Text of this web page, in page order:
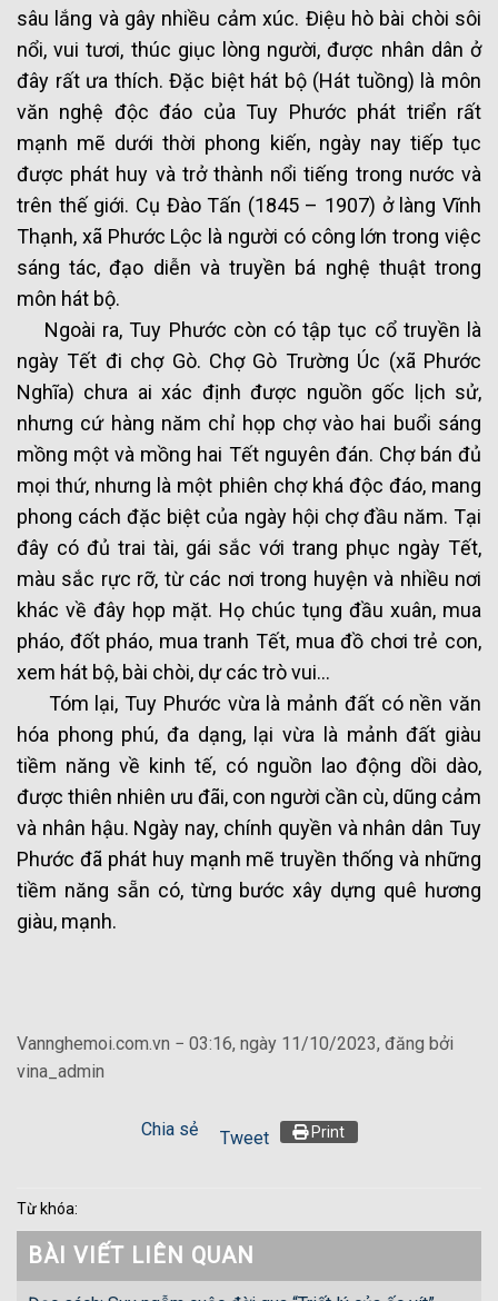
sâu lắng và gây nhiều cảm xúc. Điệu hò bài chòi sôi
nổi, vui tươi, thúc giục lòng người, được nhân dân ở
đây rất ưa thích. Đặc biệt hát bộ (Hát tuồng) là môn
văn nghệ độc đáo của Tuy Phước phát triển rất
mạnh mẽ dưới thời phong kiến, ngày nay tiếp tục
được phát huy và trở thành nổi tiếng trong nước và
trên thế giới. Cụ Đào Tấn (1845 – 1907) ở làng Vĩnh
Thạnh, xã Phước Lộc là người có công lớn trong việc
sáng tác, đạo diễn và truyền bá nghệ thuật trong
môn hát bộ.
Ngoài ra, Tuy Phước còn có tập tục cổ truyền là
ngày Tết đi chợ Gò. Chợ Gò Trường Úc (xã Phước
Nghĩa) chưa ai xác định được nguồn gốc lịch sử,
nhưng cứ hàng năm chỉ họp chợ vào hai buổi sáng
mồng một và mồng hai Tết nguyên đán. Chợ bán đủ
mọi thứ, nhưng là một phiên chợ khá độc đáo, mang
phong cách đặc biệt của ngày hội chợ đầu năm. Tại
đây có đủ trai tài, gái sắc với trang phục ngày Tết,
màu sắc rực rỡ, từ các nơi trong huyện và nhiều nơi
khác về đây họp mặt. Họ chúc tụng đầu xuân, mua
pháo, đốt pháo, mua tranh Tết, mua đồ chơi trẻ con,
xem hát bộ, bài chòi, dự các trò vui…
Tóm lại, Tuy Phước vừa là mảnh đất có nền văn
hóa phong phú, đa dạng, lại vừa là mảnh đất giàu
tiềm năng về kinh tế, có nguồn lao động dồi dào,
được thiên nhiên ưu đãi, con người cần cù, dũng cảm
và nhân hậu. Ngày nay, chính quyền và nhân dân Tuy
Phước đã phát huy mạnh mẽ truyền thống và những
tiềm năng sẵn có, từng bước xây dựng quê hương
giàu, mạnh.
Vannghemoi.com.vn − 03:16, ngày 11/10/2023, đăng bởi
vina_admin
Chia sẻ Tweet Print
Từ khóa:
BÀI VIẾT LIÊN QUAN